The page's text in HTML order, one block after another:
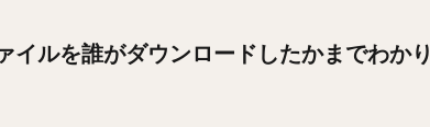
ルを誰がダウンロードしたかまでわかり